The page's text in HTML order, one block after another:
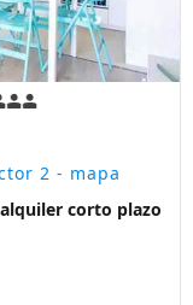
2 - mapa
corto plazo